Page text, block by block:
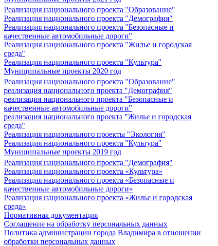
Реализация национального проекта "Образование"
Реализация национального проекта "Демография"
Реализация национального проекта "Безопасные и
качественные автомобильные дороги"
Реализация национального проекта "Жилье и городская
среда"
Реализация национального проекта "Культура"
Муниципальные проекты 2020 год
Реализация национального проекта "Образование"
реализация национального проекта "Демография"
реализация национального проекта "Безопасные и
качественные автомобильные дороги"
реализация национального проекта "Жилье и городская
среда"
Реализация национального проекты "Экология"
Реализация национального проекта "Культура"
Муниципальные проекты 2019 год
Реализация национального проекта "Демография"
Реализация национального проекта «Культура»
Реализация национального проекта «Безопасные и
качественные автомобильные дороги»
Реализация национального проекта «Жилье и городская
среда»
Нормативная документация
Соглашение на обработку персональных данных
Политика администрации города Владимира в отношении
обработки персональных данных